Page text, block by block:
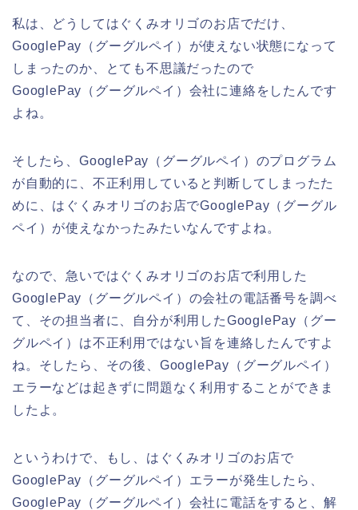
私は、どうしてはぐくみオリゴのお店でだけ、
GooglePay（グーグルペイ）が使えない状態になって
しまったのか、とても不思議だったので
GooglePay（グーグルペイ）会社に連絡をしたんです
よね。
そしたら、GooglePay（グーグルペイ）のプログラム
が自動的に、不正利用していると判断してしまったた
めに、はぐくみオリゴのお店でGooglePay（グーグル
ペイ）が使えなかったみたいなんですよね。
なので、急いではぐくみオリゴのお店で利用した
GooglePay（グーグルペイ）の会社の電話番号を調べ
て、その担当者に、自分が利用したGooglePay（グー
グルペイ）は不正利用ではない旨を連絡したんですよ
ね。そしたら、その後、GooglePay（グーグルペイ）
エラーなどは起きずに問題なく利用することができま
したよ。
というわけで、もし、はぐくみオリゴのお店で
GooglePay（グーグルペイ）エラーが発生したら、
GooglePay（グーグルペイ）会社に電話をすると、解